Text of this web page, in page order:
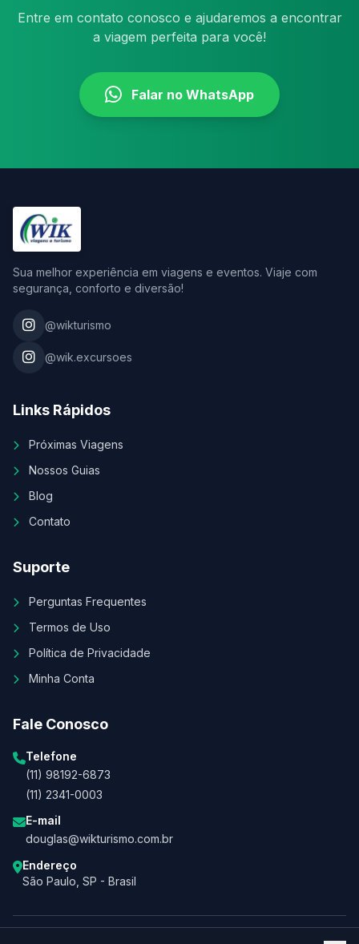
Entre em contato conosco e ajudaremos a encontrar
a viagem perfeita para você!
Falar no WhatsApp
Sua melhor experiência em viagens e eventos. Viaje com
segurança, conforto e diversão!
@wikturismo
@wik.excursoes
Links Rápidos
Próximas Viagens
Nossos Guias
Blog
Contato
Suporte
Perguntas Frequentes
Termos de Uso
Política de Privacidade
Minha Conta
Fale Conosco
Telefone
(11) 98192-6873
(11) 2341-0003
E-mail
douglas@wikturismo.com.br
Endereço
São Paulo, SP - Brasil